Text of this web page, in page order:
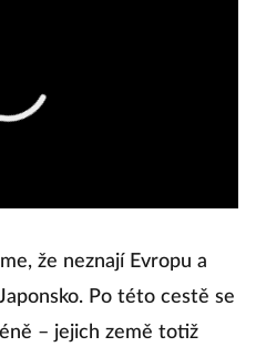
že neznají Evropu a
Po této cestě se
– jejich země totiž